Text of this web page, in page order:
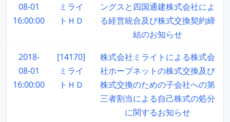
08-01
16:00:00
ミライ
トＨＤ
ングスと四国通建株式会社によ
る経営統合及び株式交換契約締
結のお知らせ
2018-
08-01
16:00:00
[14170]
ミライ
トＨＤ
株式会社ミライトによる株式会
社ホープネットの株式交換及び
株式交換のための子会社への第
三者割当による自己株式の処分
に関するお知らせ